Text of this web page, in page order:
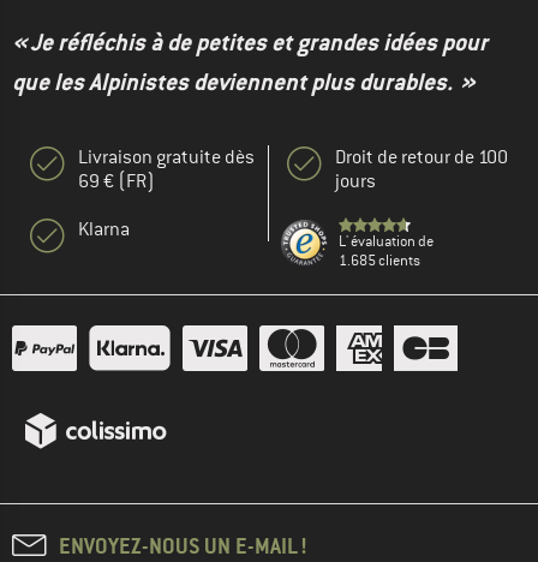
« Je réfléchis à de petites et grandes idées pour
que les Alpinistes deviennent plus durables. »
Livraison gratuite dès
69 € (FR)
Klarna
Droit de retour de 100
jours
L' évaluation de
1.685 clients
ENVOYEZ-NOUS UN E-MAIL !